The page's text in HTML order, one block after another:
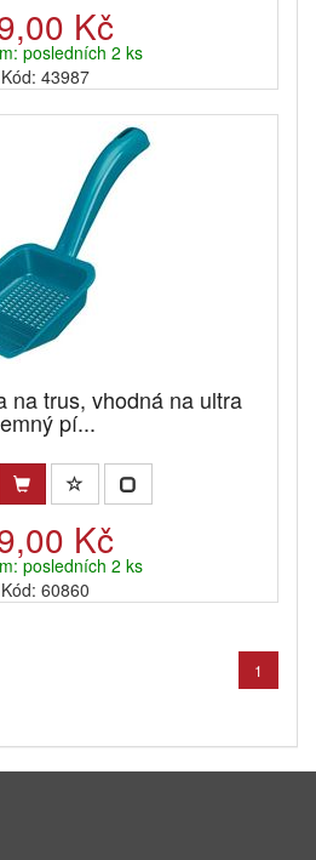
Kč
posledních 2 ks
Kód: 43987
na trus, vhodná na ultra
pí...
Kč
posledních 2 ks
Kód: 60860
1